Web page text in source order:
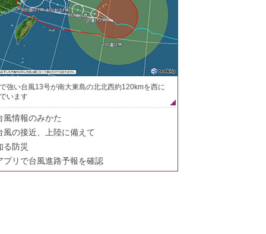
強い台風13号が南大東島の北北西約120kmを西に
います
風情報のみかた
風の接近、上陸に備えて
る防災
プリで台風進路予報を確認